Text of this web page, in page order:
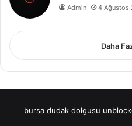
Admin 4 Ağustos
Daha
bursa dudak dolgusu